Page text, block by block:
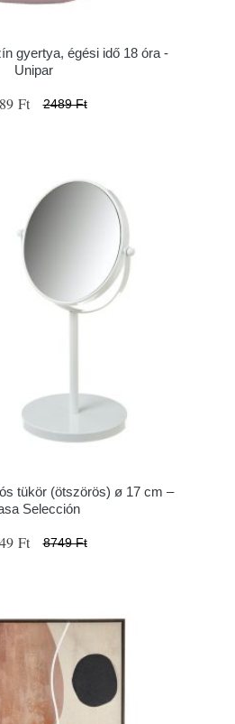
gyertya, égési idő 18 óra -
Unipar
Ft 2489 Ft
tükör (ötszörös) ø 17 cm –
Selección
Ft 8749 Ft